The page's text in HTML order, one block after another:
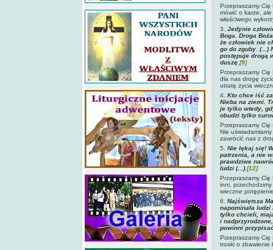
Przepraszamy
mówić o karze,
właściwego
3. Jedynie
Boga. Droga
że człowiek nie
go do zguby. (...)
postępuje drogą
duszę. [9]
Przepraszamy
dla nas drogę
utratę życia
4. Kto chce iść
Nieba na ziemi.
je tylko wtedy,
obudzi tylko
Przepraszamy
Nie
zawrócić nas z
5. Nie lękaj się!
patrzenia, a nie
prawdziwe
ludzi (...). [12]
Przepraszamy
inni,
wieczne
6. Najświętsza
napominała
tylko chcieli,
i
powinni
Przepraszamy
troski o zbawienie